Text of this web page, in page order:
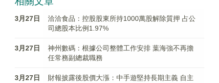
3月27日
洽洽食品：控股股東所持1000萬股解除質押 占公
司總股本比例1.97%
3月27日
神州數碼：根據公司整體工作安排 葉海強不再擔
任常務副總裁職務
3月27日
財報披露後股價大漲：中手遊堅持長期主義 自主